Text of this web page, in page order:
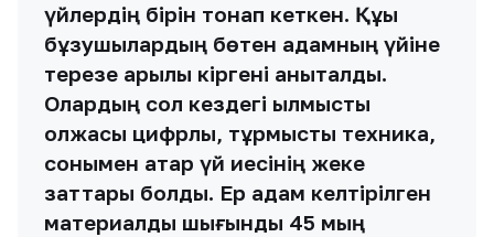
үйлердің бірін тонап кеткен. Құқық
бұзушылардың бөтен адамның үйіне
терезе арқылы кіргені анықталды.
Олардың сол кездегі қылмыстық
олжасы цифрлық, тұрмыстық техника,
сонымен қатар үй иесінің жеке
заттары болды. Ер адам келтірілген
материалдық шығынды 45 мың